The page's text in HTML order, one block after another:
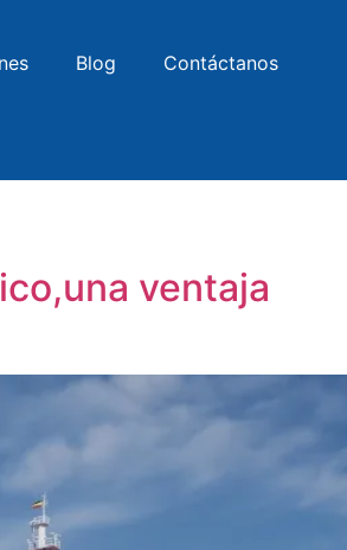
Blog Contáctanos
ventaja